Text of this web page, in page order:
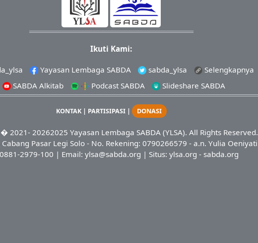
Ikuti Kami:
Yayasan Lembaga SABDA sabda_ylsa
Selengkapnya
SABDA Alkitab
Podcast SABDA Slideshare SABDA
KONTAK| PARTISIPASI| DONASI
� 2021- 20262025 Yayasan Lembaga SABDA (YLSA). All Rights Reserved.
Cabang Pasar Legi Solo - No. Rekening: 0790266579 - a.n. Yulia Oeniyati
0881-2979-100 | Email: ylsa@sabda.org | Situs: ylsa.org - sabda.org